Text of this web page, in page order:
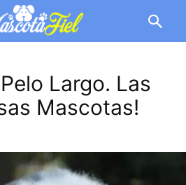
Largo. Las
Mascotas!